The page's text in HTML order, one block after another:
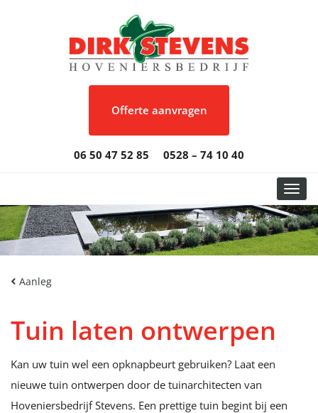
Offerte aanvragen
06 50 47 52 85 0528 – 74 10 40
Aanleg
Tuin laten ontwerpen
Kan uw tuin wel een opknapbeurt gebruiken? Laat een
nieuwe tuin ontwerpen door de tuinarchitecten van
Hoveniersbedrijf Stevens. Een prettige tuin begint bij een